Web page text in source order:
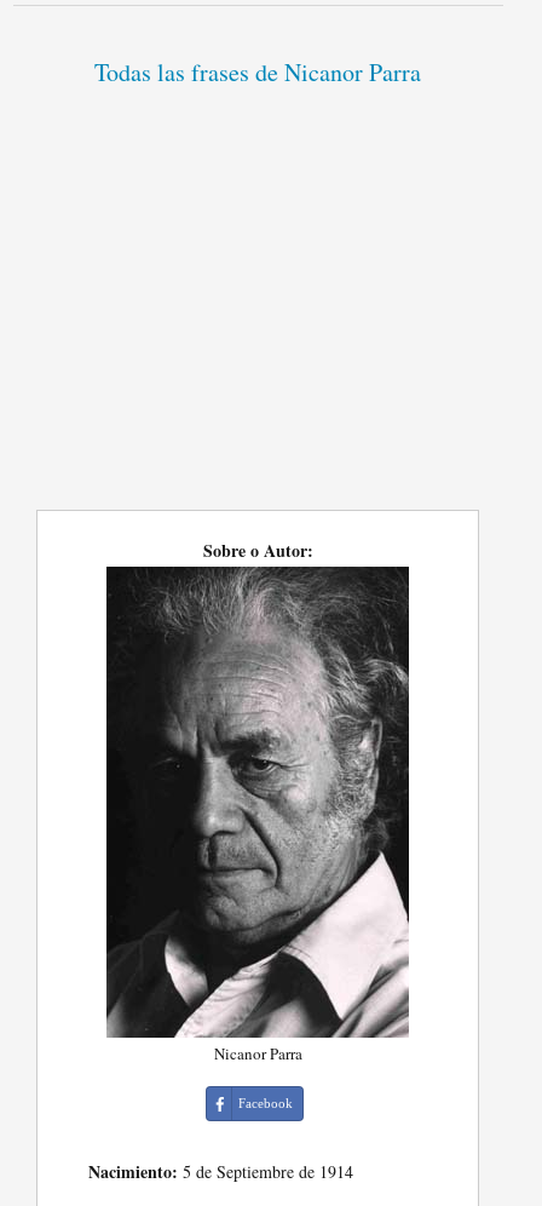
Todas las frases de Nicanor Parra
Sobre o Autor:
Nicanor Parra
Facebook
Nacimiento: 5 de Septiembre de 1914